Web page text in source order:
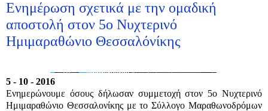
Ενημέρωση σχετικά με την ομαδική
αποστολή στον 5ο Νυχτερινό
Ημιμαραθώνιο Θεσσαλόνίκης
5 - 10 - 2016
Ενημερώνουμε όσους δήλωσαν συμμετοχή στον 5ο Νυχτερινό
Ημιμαραθώνιο Θεσσαλονίκης με το Σύλλογο Μαραθωνοδρόμων